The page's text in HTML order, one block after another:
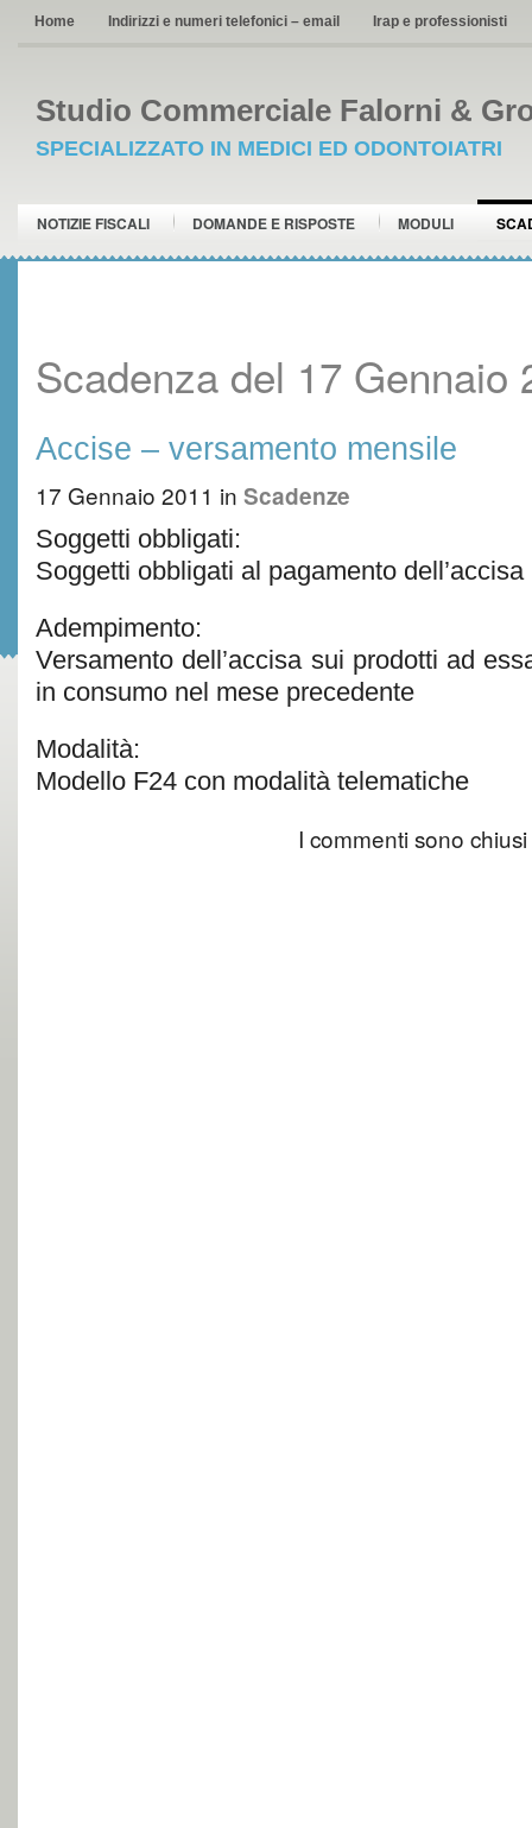
Home Indirizzi e numeri telefonici – email Irap e professionisti
Studio Commerciale Falorni &
SPECIALIZZATO IN MEDICI ED ODONTOIATRI
NOTIZIE FISCALI DOMANDE E RISPOSTE MODULI
Scadenza del 17 Gennaio
Accise – versamento mensile
17 Gennaio 2011 in Scadenze
Soggetti obbligati:
Soggetti obbligati al pagamento dell’accisa
Adempimento:
Versamento dell’accisa sui prodotti ad
in consumo nel mese precedente
Modalità:
Modello F24 con modalità telematiche
I commenti sono chiusi